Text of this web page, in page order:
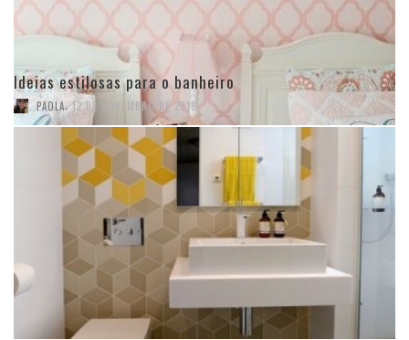
Ideias estilosas para o banheiro
PAOLA, 12 DE NOVEMBRO DE 2018